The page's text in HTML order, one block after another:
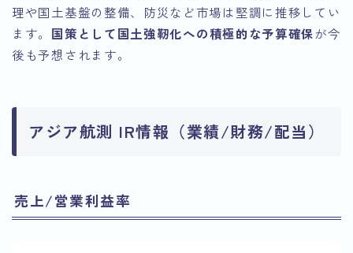
理や国土基盤の整備、防災など市場は堅調に推移してい
ます。 国策として国土強靭化への積極的な予算確保が今
後も予想されます。
アジア航測 IR情報（業績/財務/配当）
売上/営業利益率